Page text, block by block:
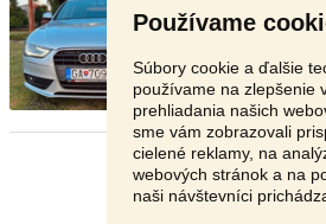
Používame
Súbory cookie a ďalšie
používame na zlepšenie
prehliadania našich
sme vám zobrazovali
cielené reklamy, na
webových stránok a na
naši návštevníci
Základné informácie:
1.8 TFSI ( ...
Pezinok - 902 01
Stránka: 1 2 3